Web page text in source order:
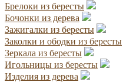
Брелоки из бересты
Бочонки из дерева
Зажигалки из бересты
Заколки и ободки из бересты
Зеркала из бересты
Игольницы из бересты
Изделия из дерева